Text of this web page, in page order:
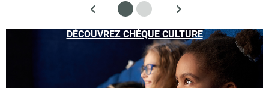
DÉCOUVREZ CHÈQUE CULTURE